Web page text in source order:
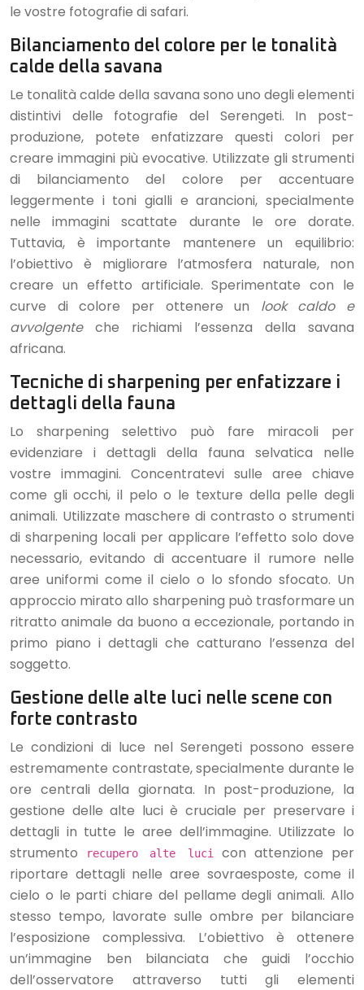
le vostre fotografie di safari.
Bilanciamento del colore per le tonalità
calde della savana
Le tonalità calde della savana sono uno degli elementi
distintivi delle fotografie del Serengeti. In post-
produzione, potete enfatizzare questi colori per
creare immagini più evocative. Utilizzate gli strumenti
di bilanciamento del colore per accentuare
leggermente i toni gialli e arancioni, specialmente
nelle immagini scattate durante le ore dorate.
Tuttavia, è importante mantenere un equilibrio:
l’obiettivo è migliorare l’atmosfera naturale, non
creare un effetto artificiale. Sperimentate con le
curve di colore per ottenere un look caldo e
avvolgenteche richiami l’essenza della savana
africana.
Tecniche di sharpening per enfatizzare i
dettagli della fauna
Lo sharpening selettivo può fare miracoli per
evidenziare i dettagli della fauna selvatica nelle
vostre immagini. Concentratevi sulle aree chiave
come gli occhi, il pelo o le texture della pelle degli
animali. Utilizzate maschere di contrasto o strumenti
di sharpening locali per applicare l’effetto solo dove
necessario, evitando di accentuare il rumore nelle
aree uniformi come il cielo o lo sfondo sfocato. Un
approccio mirato allo sharpening può trasformare un
ritratto animale da buono a eccezionale, portando in
primo piano i dettagli che catturano l’essenza del
soggetto.
Gestione delle alte luci nelle scene con
forte contrasto
Le condizioni di luce nel Serengeti possono essere
estremamente contrastate, specialmente durante le
ore centrali della giornata. In post-produzione, la
gestione delle alte luci è cruciale per preservare i
dettagli in tutte le aree dell’immagine. Utilizzate lo
strumento
recupero alte lucicon attenzione per
riportare dettagli nelle aree sovraesposte, come il
cielo o le parti chiare del pellame degli animali. Allo
stesso tempo, lavorate sulle ombre per bilanciare
l’esposizione complessiva. L’obiettivo è ottenere
un’immagine ben bilanciata che guidi l’occhio
dell’osservatore attraverso tutti gli elementi